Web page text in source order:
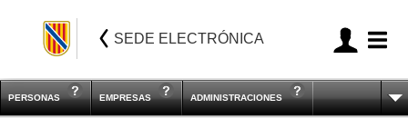
SEDE ELECTRÓNICA
PERSONAS EMPRESAS ADMINISTRACIONES